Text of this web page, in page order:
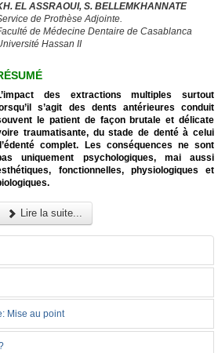
EL ASSRAOUI, S. BELLEMKHANNATE
de Prothèse Adjointe.
de Médecine Dentaire de Casablanca
Hassan II
des extractions multiples surtout
s’agit des dents antérieures conduit
le patient de façon brutale et délicate
traumatisante, du stade de denté à celui
complet. Les conséquences ne sont
uniquement psychologiques, mai aussi
fonctionnelles, physiologiques et
Lire la suite...
Mise au point